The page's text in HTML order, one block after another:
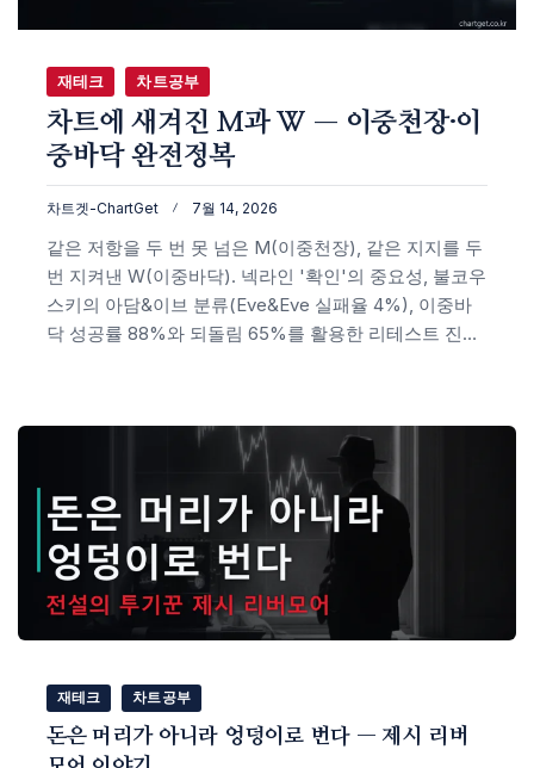
재테크 차트공부
차트에 새겨진 M과 W — 이중천장·이
중바닥 완전정복
차트겟-ChartGet 7월 14, 2026
같은 저항을 두 번 못 넘은 M(이중천장), 같은 지지를 두
번 지켜낸 W(이중바닥). 넥라인 '확인'의 중요성, 불코우
스키의 아담&이브 분류(Eve&Eve 실패율 4%), 이중바
닥 성공률 88%와 되돌림 65%를 활용한 리테스트 진입
재테크 차트공부
돈은 머리가 아니라 엉덩이로 번다 — 제시 리버